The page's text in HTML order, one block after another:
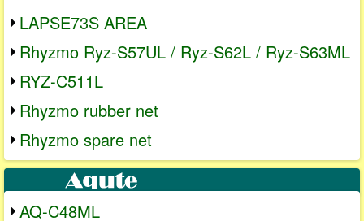
LAPSE73S AREA
Rhyzmo Ryz-S57UL / Ryz-S62L / Ryz-S63ML
RYZ-C511L
Rhyzmo rubber net
Rhyzmo spare net
AQ-C48ML